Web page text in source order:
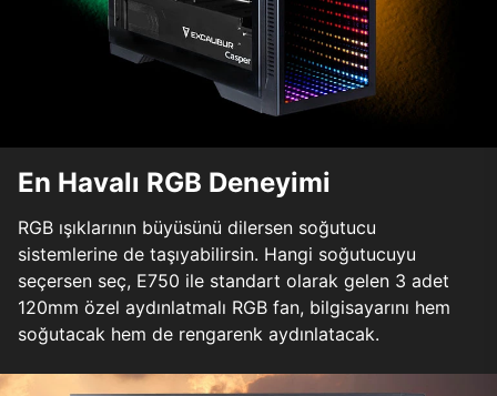
En Havalı RGB Deneyimi
RGB ışıklarının büyüsünü dilersen soğutucu
sistemlerine de taşıyabilirsin. Hangi soğutucuyu
seçersen seç, E750 ile standart olarak gelen 3 adet
120mm özel aydınlatmalı RGB fan, bilgisayarını hem
soğutacak hem de rengarenk aydınlatacak.